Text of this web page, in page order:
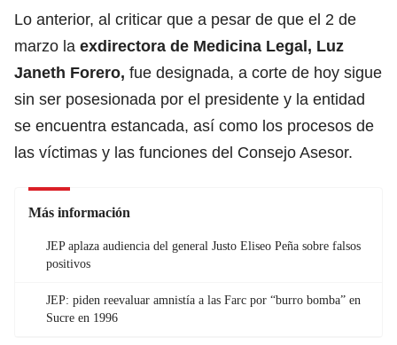
Lo anterior, al criticar que a pesar de que el 2 de
marzo la exdirectora de Medicina Legal, Luz
Janeth Forero, fue designada, a corte de hoy sigue
sin ser posesionada por el presidente y la entidad
se encuentra estancada, así como los procesos de
las víctimas y las funciones del Consejo Asesor.
Más información
JEP aplaza audiencia del general Justo Eliseo Peña sobre falsos
positivos
JEP: piden reevaluar amnistía a las Farc por “burro bomba” en
Sucre en 1996